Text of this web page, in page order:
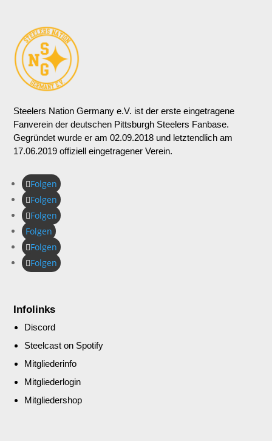
Steelers Nation Germany e.V. ist der erste eingetragene
Fanverein der deutschen Pittsburgh Steelers Fanbase.
Gegründet wurde er am 02.09.2018 und letztendlich am
17.06.2019 offiziell eingetragener Verein.
Folgen
Folgen
Folgen
Folgen
Folgen
Folgen
Infolinks
Discord
Steelcast on Spotify
Mitgliederinfo
Mitgliederlogin
Mitgliedershop